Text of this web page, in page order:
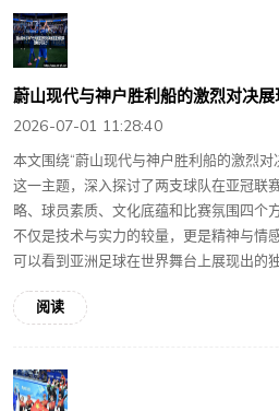
蔚山现代与神户胜利船的激烈对决
2026-07-01 11:28:40
本文围绕“蔚山现代与神户胜利船的激烈
这一主题，深入探讨了两支球队在亚冠联
略、球员素质、文化底蕴和比赛氛围四个
不仅是技术与实力的较量，更是精神与情
可以看到亚洲足球在世界舞台上展现出的
阅读